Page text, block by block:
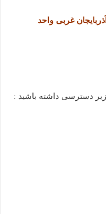
غربی واحد
دسترسی داشته باشید :